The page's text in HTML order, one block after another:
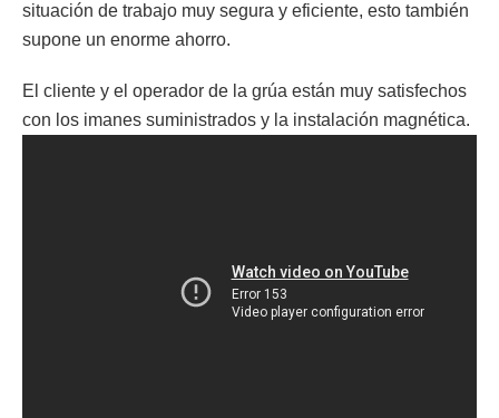
situación de trabajo muy segura y eficiente, esto también
supone un enorme ahorro.
El cliente y el operador de la grúa están muy satisfechos
con los imanes suministrados y la instalación magnética.